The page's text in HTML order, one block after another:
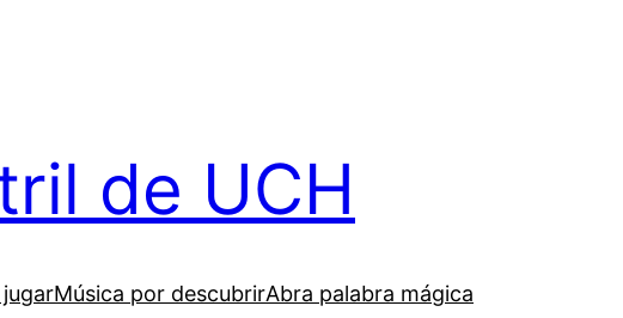
de UCH
Música por descubrirAbra palabra mágica